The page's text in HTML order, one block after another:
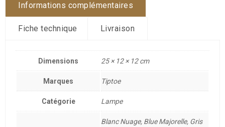
Informations complémentaires
Fiche technique Livraison
Dimensions 25 × 12 × 12 cm
Marques Tiptoe
Catégorie Lampe
Blanc Nuage, Blue Majorelle, Gris